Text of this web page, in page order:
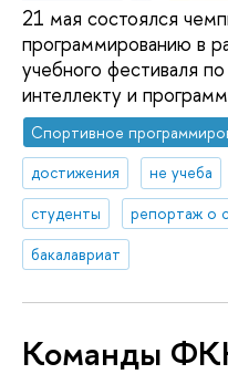
21 мая состоялся
программированию в
учебного фестиваля
интеллекту и
Спортивное
достижения
не учеба
студенты
репортаж о
бакалавриат
Команды